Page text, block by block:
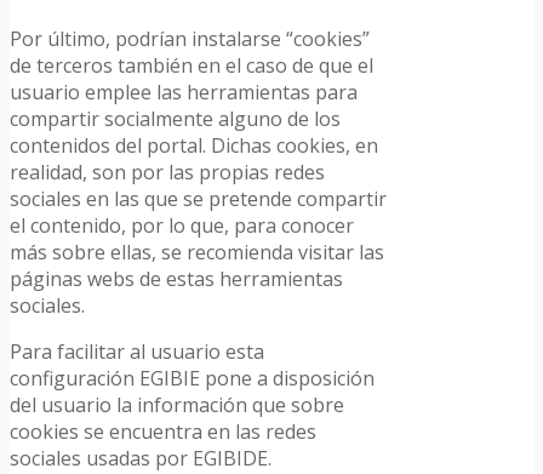
Por último, podrían instalarse “cookies”
de terceros también en el caso de que el
usuario emplee las herramientas para
compartir socialmente alguno de los
contenidos del portal. Dichas cookies, en
realidad, son por las propias redes
sociales en las que se pretende compartir
el contenido, por lo que, para conocer
más sobre ellas, se recomienda visitar las
páginas webs de estas herramientas
sociales.
Para facilitar al usuario esta
configuración EGIBIE pone a disposición
del usuario la información que sobre
cookies se encuentra en las redes
sociales usadas por EGIBIDE.